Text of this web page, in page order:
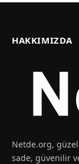
HAKKIMIZDA
Netde.org,
sade, güvenilir